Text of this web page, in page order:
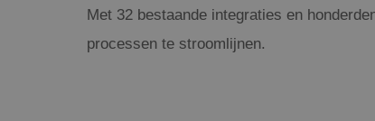
Met 32 bestaande integraties en
processen te stroomlijnen.